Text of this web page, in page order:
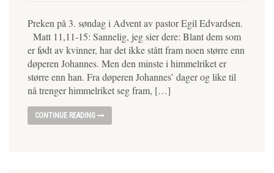
Preken på 3. søndag i Advent av pastor Egil Edvardsen.
Matt 11,11-15: Sannelig, jeg sier dere: Blant dem som
er født av kvinner, har det ikke stått fram noen større enn
døperen Johannes. Men den minste i himmelriket er
større enn han. Fra døperen Johannes’ dager og like til
nå trenger himmelriket seg fram, […]
CONTINUE READING